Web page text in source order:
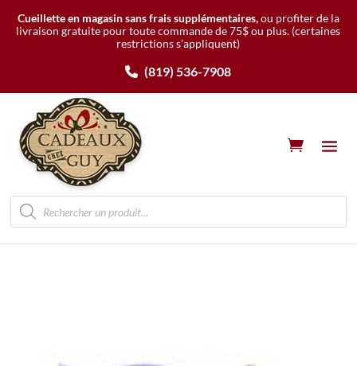
Cueillette en magasin sans frais supplémentaires,ou profiter de la
livraison gratuite pour toute commande de 75$ ou plus. (certaines
restrictions s’appliquent)
(819) 536-7908
Recherche
de
produits